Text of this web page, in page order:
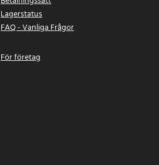
Lagerstatus
FAQ - Vanliga Frågor
För företag